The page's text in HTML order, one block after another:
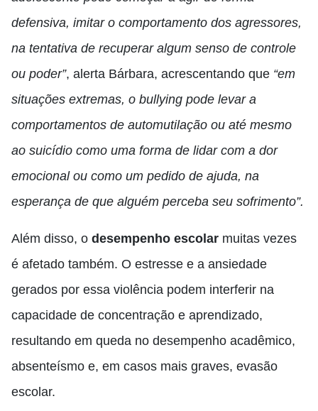
defensiva, imitar o comportamento dos agressores,
na tentativa de recuperar algum senso de controle
ou poder”, alerta Bárbara, acrescentando que “em
situações extremas, o bullying pode levar a
comportamentos de automutilação ou até mesmo
ao suicídio como uma forma de lidar com a dor
emocional ou como um pedido de ajuda, na
esperança de que alguém perceba seu sofrimento”.
Além disso, o desempenho escolar muitas vezes
é afetado também. O estresse e a ansiedade
gerados por essa violência podem interferir na
capacidade de concentração e aprendizado,
resultando em queda no desempenho acadêmico,
absenteísmo e, em casos mais graves, evasão
escolar.